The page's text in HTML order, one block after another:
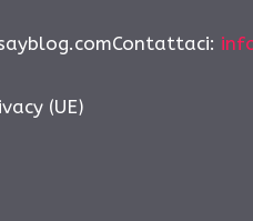
(UE)